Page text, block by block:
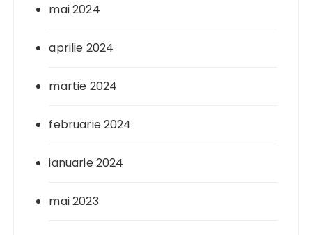
mai 2024
aprilie 2024
martie 2024
februarie 2024
ianuarie 2024
mai 2023